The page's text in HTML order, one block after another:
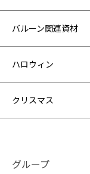
バルーン関連資材
ハロウィン
クリスマス
グループ